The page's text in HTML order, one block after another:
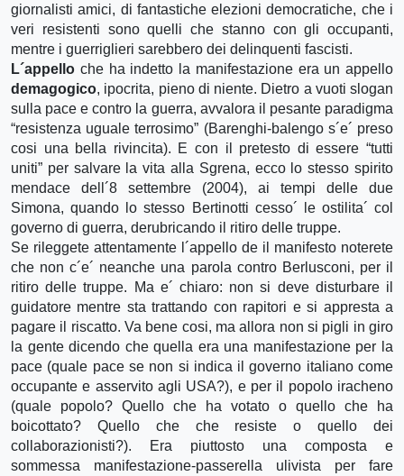
giornalisti amici, di fantastiche elezioni democratiche, che i
veri resistenti sono quelli che stanno con gli occupanti,
mentre i guerriglieri sarebbero dei delinquenti fascisti.
L´appello che ha indetto la manifestazione era un appello
demagogico, ipocrita, pieno di niente. Dietro a vuoti slogan
sulla pace e contro la guerra, avvalora il pesante paradigma
“resistenza uguale terrosimo” (Barenghi-balengo s´e´ preso
cosi una bella rivincita). E con il pretesto di essere “tutti
uniti” per salvare la vita alla Sgrena, ecco lo stesso spirito
mendace dell´8 settembre (2004), ai tempi delle due
Simona, quando lo stesso Bertinotti cesso´ le ostilita´ col
governo di guerra, derubricando il ritiro delle truppe.
Se rileggete attentamente l´appello de il manifesto noterete
che non c´e´ neanche una parola contro Berlusconi, per il
ritiro delle truppe. Ma e´ chiaro: non si deve disturbare il
guidatore mentre sta trattando con rapitori e si appresta a
pagare il riscatto. Va bene cosi, ma allora non si pigli in giro
la gente dicendo che quella era una manifestazione per la
pace (quale pace se non si indica il governo italiano come
occupante e asservito agli USA?), e per il popolo iracheno
(quale popolo? Quello che ha votato o quello che ha
boicottato? Quello che che resiste o quello dei
collaborazionisti?). Era piuttosto una composta e
sommessa manifestazione-passerella ulivista per fare